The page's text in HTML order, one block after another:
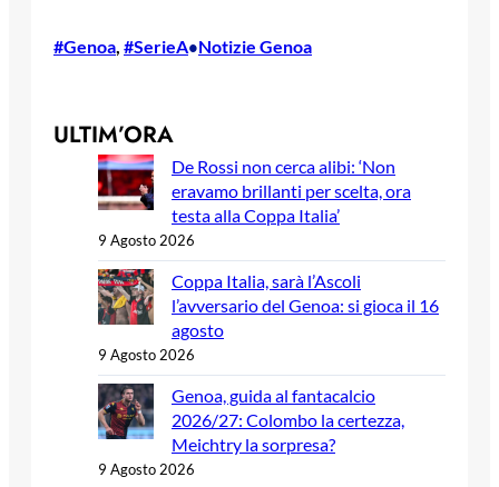
#Genoa, #SerieA•Notizie Genoa
ULTIM’ORA
De Rossi non cerca alibi: ‘Non
eravamo brillanti per scelta, ora
testa alla Coppa Italia’
9 Agosto 2026
Coppa Italia, sarà l’Ascoli
l’avversario del Genoa: si gioca il 16
agosto
9 Agosto 2026
Genoa, guida al fantacalcio
2026/27: Colombo la certezza,
Meichtry la sorpresa?
9 Agosto 2026